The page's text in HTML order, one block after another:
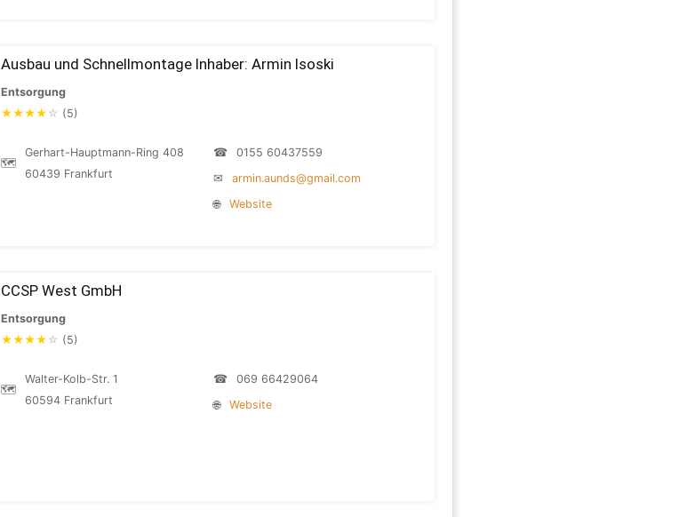
Ausbau und Schnellmontage Inhaber: Armin Isoski
Entsorgung
★★★★ ☆ (5)
🗺
Gerhart-Hauptmann-Ring 408
60439 Frankfurt
☎
0155 60437559
✉
armin.aunds@gmail.com
🌐
Website
CCSP West GmbH
Entsorgung
★★★★ ☆ (5)
🗺
Walter-Kolb-Str. 1
60594 Frankfurt
☎
069 66429064
🌐
Website